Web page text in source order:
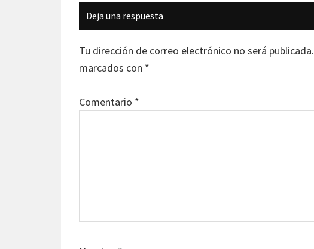
Interacciones
con
los
lectores
Deja una respuesta
Tu dirección de correo electrónico no será publicada.
marcados con *
Comentario *